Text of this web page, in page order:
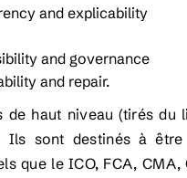
and explicability
and governance
and repair.
de haut niveau (tirés
Ils sont destinés à
que le ICO, FCA,